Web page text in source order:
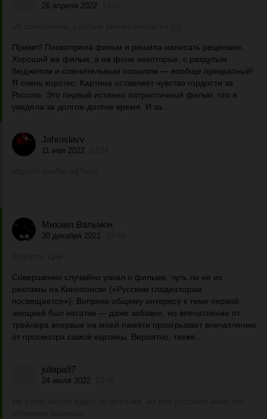
26 апреля 2022
Привет! Посмотрела фильм и решила написать рецензию.
Хороший же фильм, а на фоне некоторых, с раздутым
бюджетом и сомнительным посылом — вообще прекрасный!
Я очень коротко. Картина оставляет чувство гордости за
Россию. Это первый истинно патриотичный фильм, что я
увидела за долгое-долгое время. И за...
Jahroslavv
11 мая 2022
Михаил Вальмон
30 декабря 2021
Совершенно случайно узнал о фильме, чуть ли не из
рекламы на Кинопоиске («Русским гладиаторам
посвящается»). Вопреки общему интересу к теме первой
эмоцией был негатив — даже забавно, но впечатление от
трейлера впервые на моей памяти проигрывает впечатлению
от просмотра самой картины. Вероятно, также...
juliapa97
24 июля 2022